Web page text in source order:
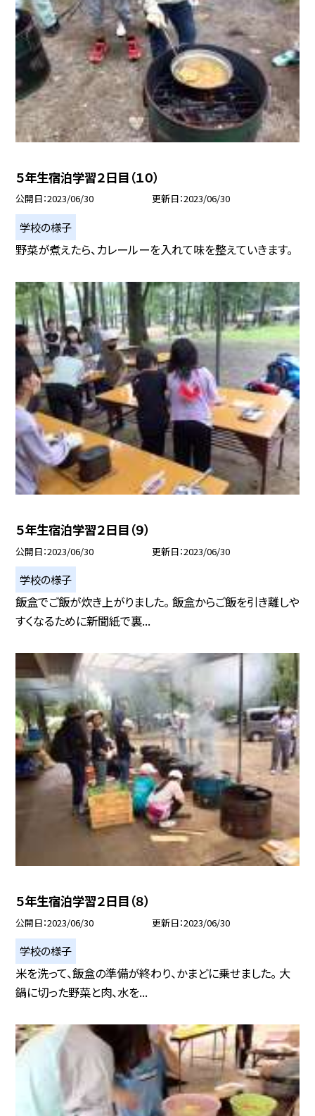
５年生宿泊学習２日目（１０）
公開日 2023/06/30 更新日 2023/06/30
学校の様子
野菜が煮えたら、カレールーを入れて味を整えていきます。
５年生宿泊学習２日目（９）
公開日 2023/06/30 更新日 2023/06/30
学校の様子
飯盒でご飯が炊き上がりました。 飯盒からご飯を引き離しや
すくなるために新聞紙で裏...
５年生宿泊学習２日目（８）
公開日 2023/06/30 更新日 2023/06/30
学校の様子
米を洗って、飯盒の準備が終わり、かまどに乗せました。 大
鍋に切った野菜と肉、水を...